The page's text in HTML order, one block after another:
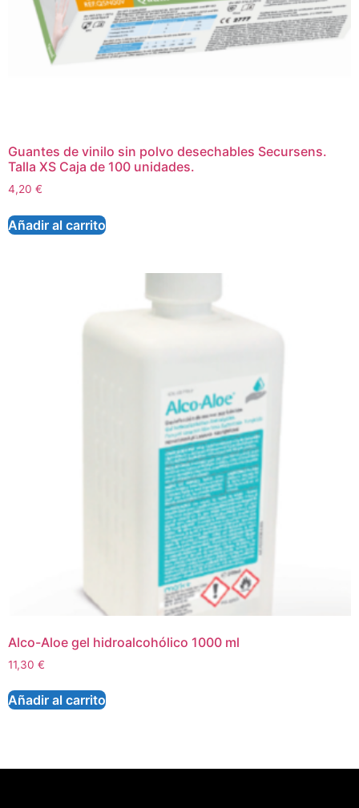
Guantes de vinilo sin polvo desechables Secursens.
Talla XS Caja de 100 unidades.
4,20 €
Añadir al carrito
Alco-Aloe gel hidroalcohólico 1000 ml
11,30 €
Añadir al carrito